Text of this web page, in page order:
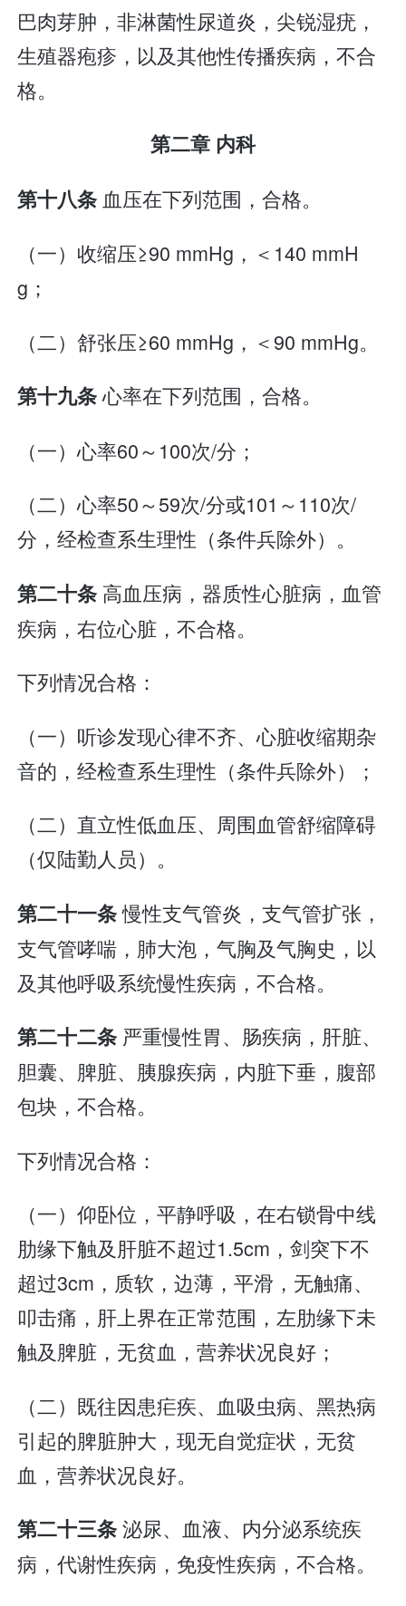
巴肉芽肿，非淋菌性尿道炎，尖锐湿疣，
生殖器疱疹，以及其他性传播疾病，不合
格。
第二章 内科
第十八条 血压在下列范围，合格。
（一）收缩压≥90 mmHg，＜140 mmH
g；
（二）舒张压≥60 mmHg，＜90 mmHg。
第十九条心率在下列范围，合格。
（一）心率60～100次/分；
（二）心率50～59次/分或101～110次/
分，经检查系生理性（条件兵除外）。
第二十条 高血压病，器质性心脏病，血管
疾病，右位心脏，不合格。
下列情况合格：
（一）听诊发现心律不齐、心脏收缩期杂
音的，经检查系生理性（条件兵除外）；
（二）直立性低血压、周围血管舒缩障碍
（仅陆勤人员）。
第二十一条慢性支气管炎，支气管扩张，
支气管哮喘，肺大泡，气胸及气胸史，以
及其他呼吸系统慢性疾病，不合格。
第二十二条 严重慢性胃、肠疾病，肝脏、
胆囊、脾脏、胰腺疾病，内脏下垂，腹部
包块，不合格。
下列情况合格：
（一）仰卧位，平静呼吸，在右锁骨中线
肋缘下触及肝脏不超过1.5cm，剑突下不
超过3cm，质软，边薄，平滑，无触痛、
叩击痛，肝上界在正常范围，左肋缘下未
触及脾脏，无贫血，营养状况良好；
（二）既往因患疟疾、血吸虫病、黑热病
引起的脾脏肿大，现无自觉症状，无贫
血，营养状况良好。
第二十三条泌尿、血液、内分泌系统疾
病，代谢性疾病，免疫性疾病，不合格。